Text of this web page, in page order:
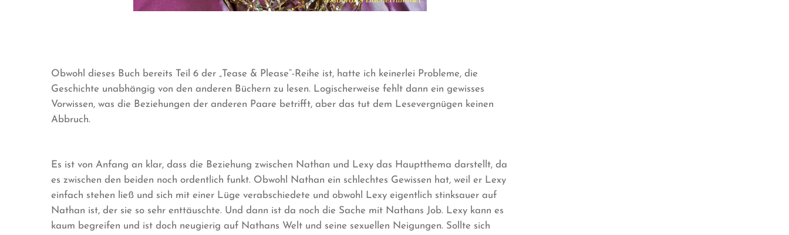
Obwohl dieses Buch bereits Teil 6 der „Tease & Please“-Reihe ist, hatte ich keinerlei Probleme, die
Geschichte unabhängig von den anderen Büchern zu lesen. Logischerweise fehlt dann ein gewisses
Vorwissen, was die Beziehungen der anderen Paare betrifft, aber das tut dem Lesevergnügen keinen
Abbruch.
Es ist von Anfang an klar, dass die Beziehung zwischen Nathan und Lexy das Hauptthema darstellt, da
es zwischen den beiden noch ordentlich funkt. Obwohl Nathan ein schlechtes Gewissen hat, weil er Lexy
einfach stehen ließ und sich mit einer Lüge verabschiedete und obwohl Lexy eigentlich stinksauer auf
Nathan ist, der sie so sehr enttäuschte. Und dann ist da noch die Sache mit Nathans Job. Lexy kann es
kaum begreifen und ist doch neugierig auf Nathans Welt und seine sexuellen Neigungen. Sollte sich